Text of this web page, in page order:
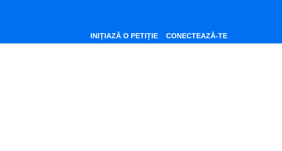
INIȚIAZĂ O PETIȚIE CONECTEAZĂ-TE